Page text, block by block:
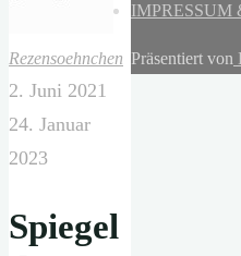
Rezensoehnchen
2. Juni 2021
24. Januar
2023
Spiegel
IMPRESSUM
Präsentiert von